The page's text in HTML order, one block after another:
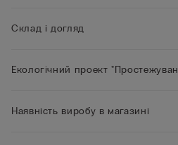
Склад і догляд
Екологічний проект
Наявність виробу в магазині